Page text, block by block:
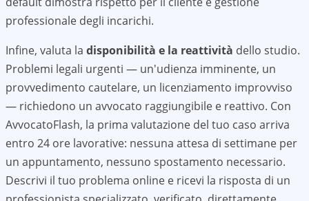
professionale degli incarichi.
Infine, valuta la disponibilità e la reattività dello studio.
Problemi legali urgenti — un'udienza imminente, un
provvedimento cautelare, un licenziamento improvviso
— richiedono un avvocato raggiungibile e reattivo. Con
AvvocatoFlash, la prima valutazione del tuo caso arriva
entro 24 ore lavorative: nessuna attesa di settimane per
un appuntamento, nessuno spostamento necessario.
Descrivi il tuo problema online e ricevi la risposta di un